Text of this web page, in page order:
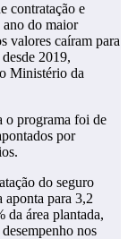
contratação e
do maior
valores caíram para
2019,
Ministério da
o programa foi de
por
do seguro
para 3,2
da área plantada,
nos